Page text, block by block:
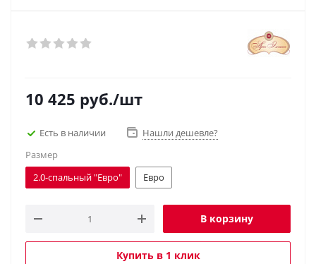
10 425 руб./шт
Есть в наличии
Нашли дешевле?
Размер
2.0-спальный "Евро"
Евро
В корзину
Купить в 1 клик